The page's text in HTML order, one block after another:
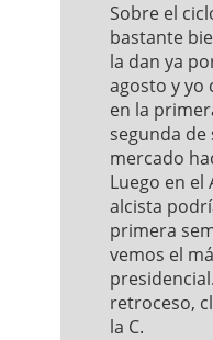
Sobre el
bastante
la dan ya
agosto y yo
en la
segunda de
mercado
Luego en el
alcista
primera
vemos el
retroceso,
la C.